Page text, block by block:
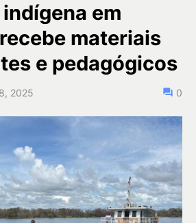
em
materiais
e pedagógicos
2025 0